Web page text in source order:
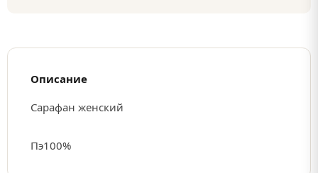
Описание
Сарафан женский
Пэ100%